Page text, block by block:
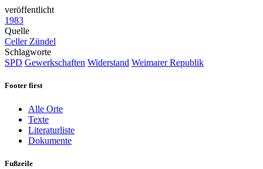
veröffentlicht
1983
Quelle
Celler Zündel
Schlagworte
SPD Gewerkschaften Widerstand Weimarer Republik
Footer first
Alle Orte
Texte
Literaturliste
Dokumente
Fußzeile